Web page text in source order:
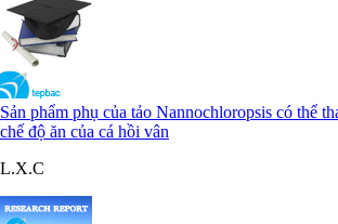
Sản phẩm phụ của tảo Nannochloropsis có thể
chế độ ăn của cá hồi vân
L.X.C